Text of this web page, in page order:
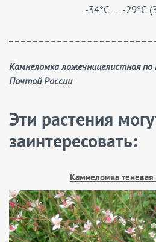
-34°C ... -29°C
Камнеломка ложечницелистная по низкой цене с доставкой
Почтой России
Эти растения
заинтересовать:
Камнеломка теневая